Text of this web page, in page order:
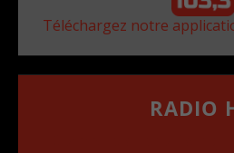
Téléchargez notre
RADIO